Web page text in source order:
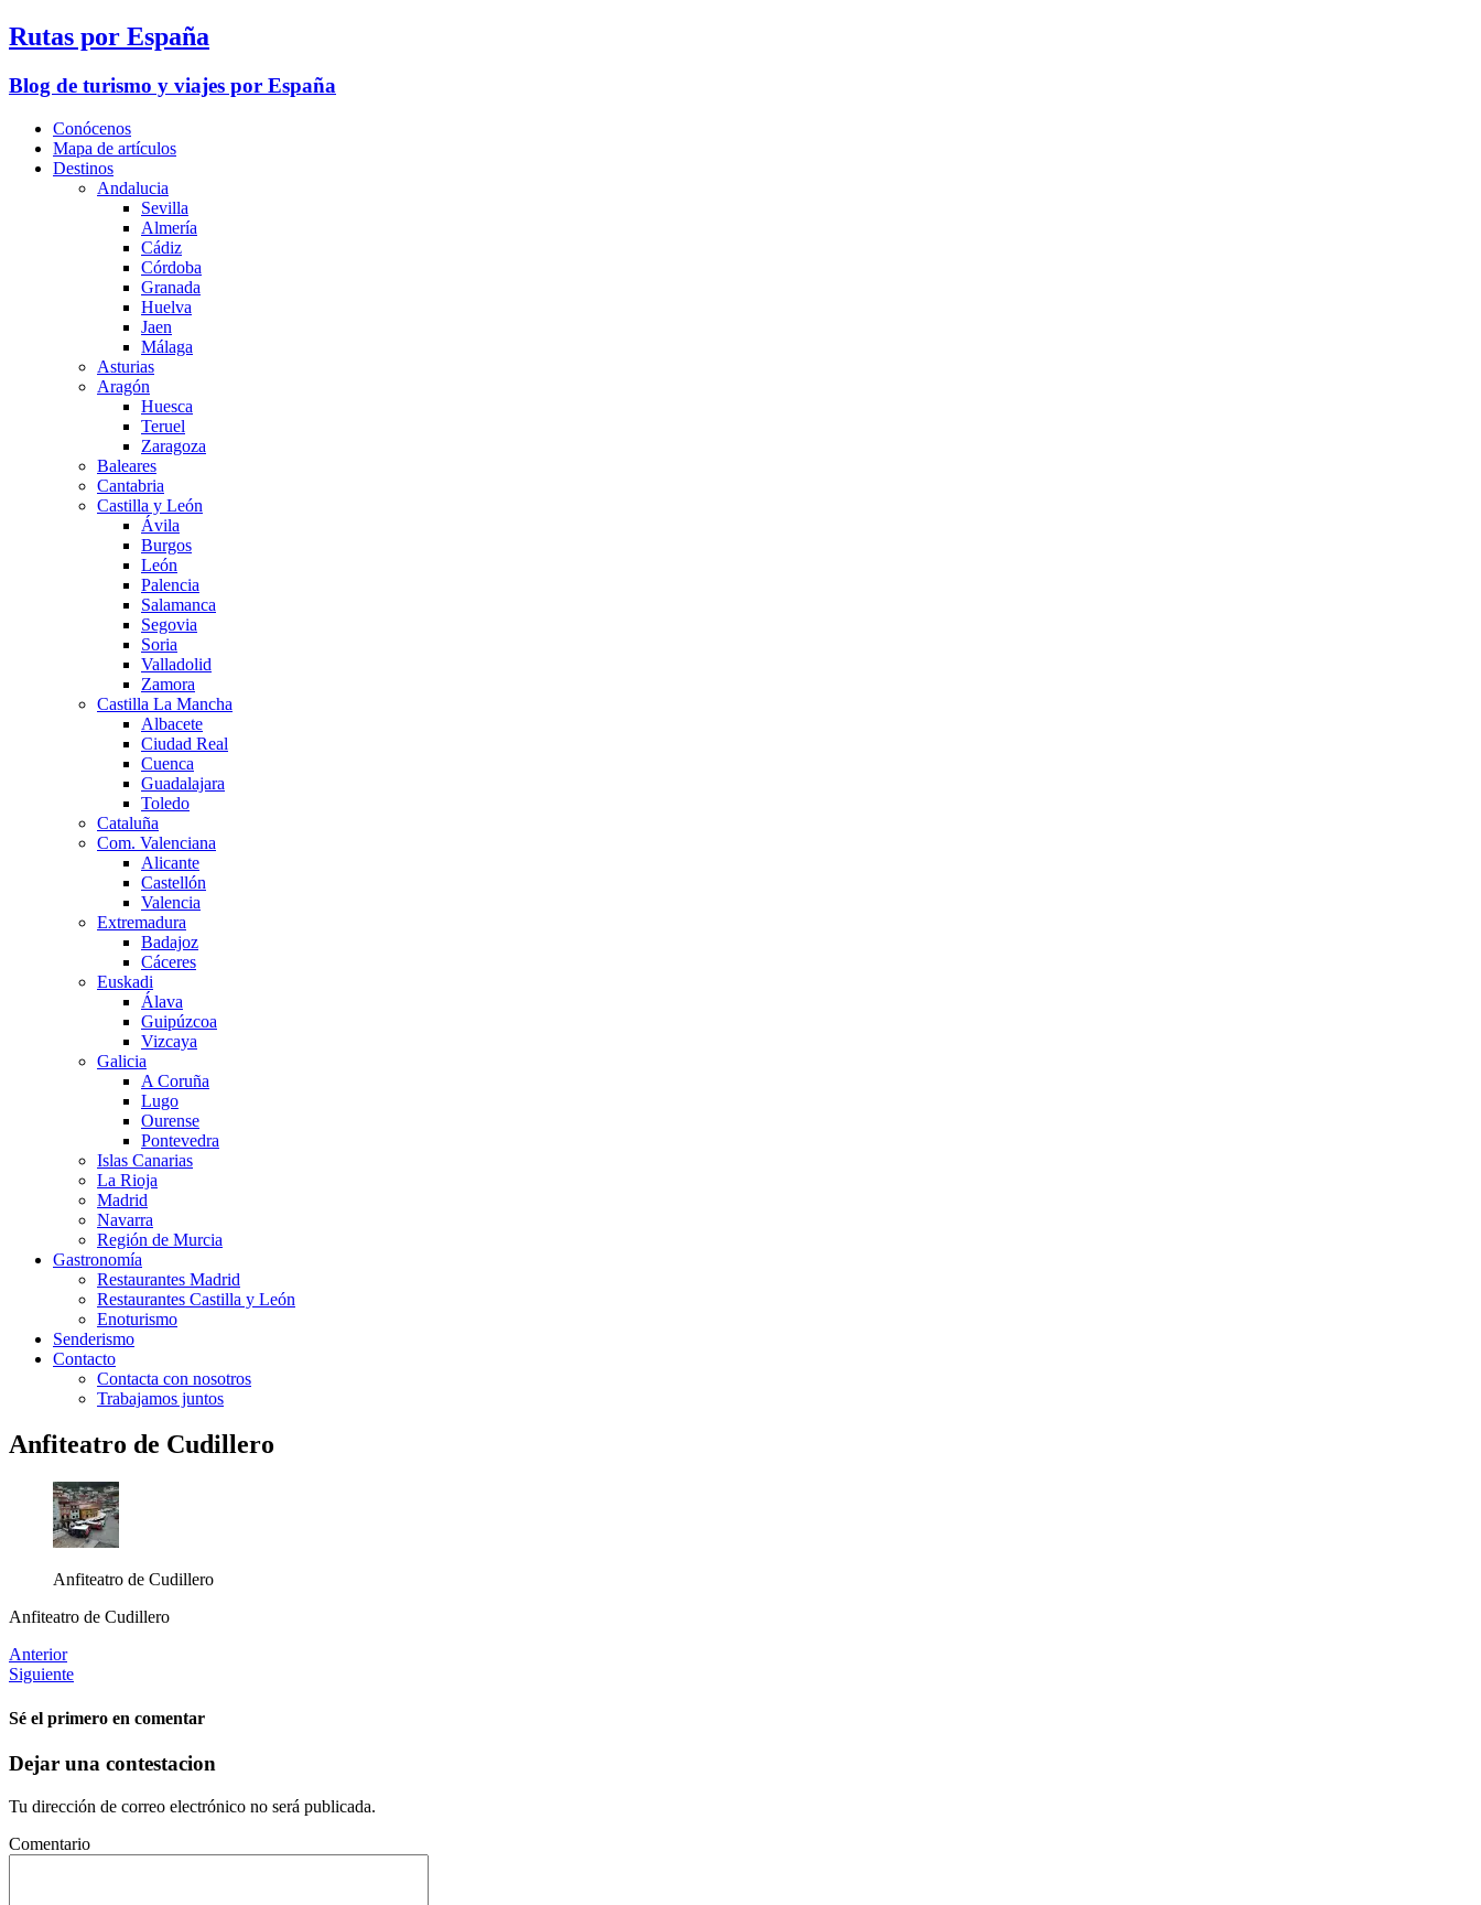
Rutas por España
Blog de turismo y viajes por España
Conócenos
Mapa de artículos
Destinos
Andalucia
Sevilla
Almería
Cádiz
Córdoba
Granada
Huelva
Jaen
Málaga
Asturias
Aragón
Huesca
Teruel
Zaragoza
Baleares
Cantabria
Castilla y León
Ávila
Burgos
León
Palencia
Salamanca
Segovia
Soria
Valladolid
Zamora
Castilla La Mancha
Albacete
Ciudad Real
Cuenca
Guadalajara
Toledo
Cataluña
Com. Valenciana
Alicante
Castellón
Valencia
Extremadura
Badajoz
Cáceres
Euskadi
Álava
Guipúzcoa
Vizcaya
Galicia
A Coruña
Lugo
Ourense
Pontevedra
Islas Canarias
La Rioja
Madrid
Navarra
Región de Murcia
Gastronomía
Restaurantes Madrid
Restaurantes Castilla y León
Enoturismo
Senderismo
Contacto
Contacta con nosotros
Trabajamos juntos
Anfiteatro de Cudillero
Anfiteatro de Cudillero
Anfiteatro de Cudillero
Anterior
Siguiente
Sé el primero en comentar
Dejar una contestacion
Tu dirección de correo electrónico no será publicada.
Comentario